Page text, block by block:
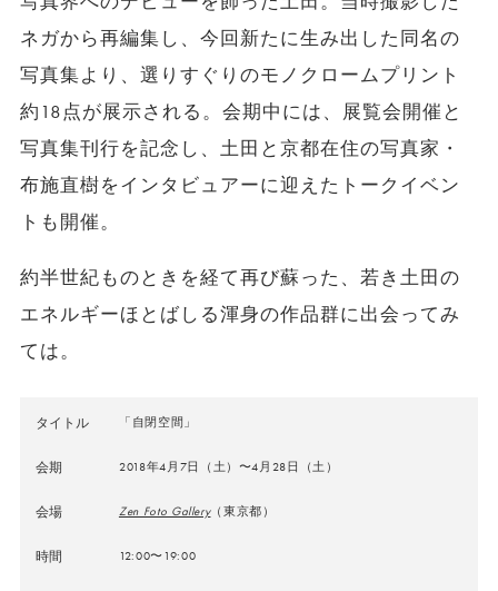
ネガから再編集し、今回新たに生み出した同名の
写真集より、選りすぐりのモノクロームプリント
約 18点が展示される。会期中には、展覧会開催と
写真集刊行を記念し、土田と京都在住の写真家・
布施直樹をインタビュアーに迎えたトークイベン
トも開催。
約半世紀ものときを経て再び蘇った、若き土田の
エネルギーほとばしる渾身の作品群に出会ってみ
ては。
タイトル 「自閉空間」
会期 2018年4月7日（土）〜4月28日（土）
会場 Zen Foto Gallery（東京都）
時間 12:00〜19:00